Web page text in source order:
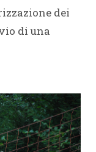
dei
di una